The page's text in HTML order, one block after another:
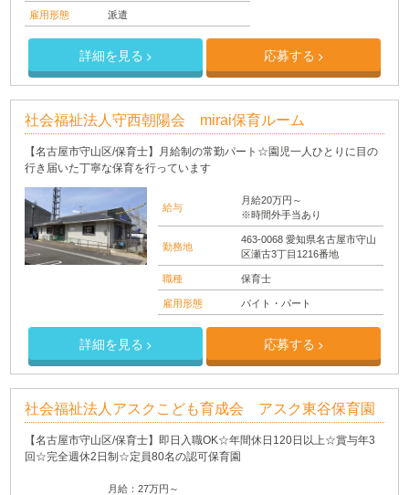
雇用形態 派遣
詳細を見る 応募する
社会福祉法人守西朝陽会 mirai保育ルーム
【名古屋市守山区/保育士】月給制の常勤パート☆園児一人ひとりに目の
行き届いた丁寧な保育を行っています
給与
月給20万円～
※時間外手当あり
勤務地
463-0068 愛知県名古屋市守山
区瀬古3丁目1216番地
職種 保育士
雇用形態 バイト・パート
詳細を見る 応募する
社会福祉法人アスクこども育成会 アスク東谷保育園
【名古屋市守山区/保育士】即日入職OK☆年間休日120日以上☆賞与年3
回☆完全週休2日制☆定員80名の認可保育園
月給：27万円～